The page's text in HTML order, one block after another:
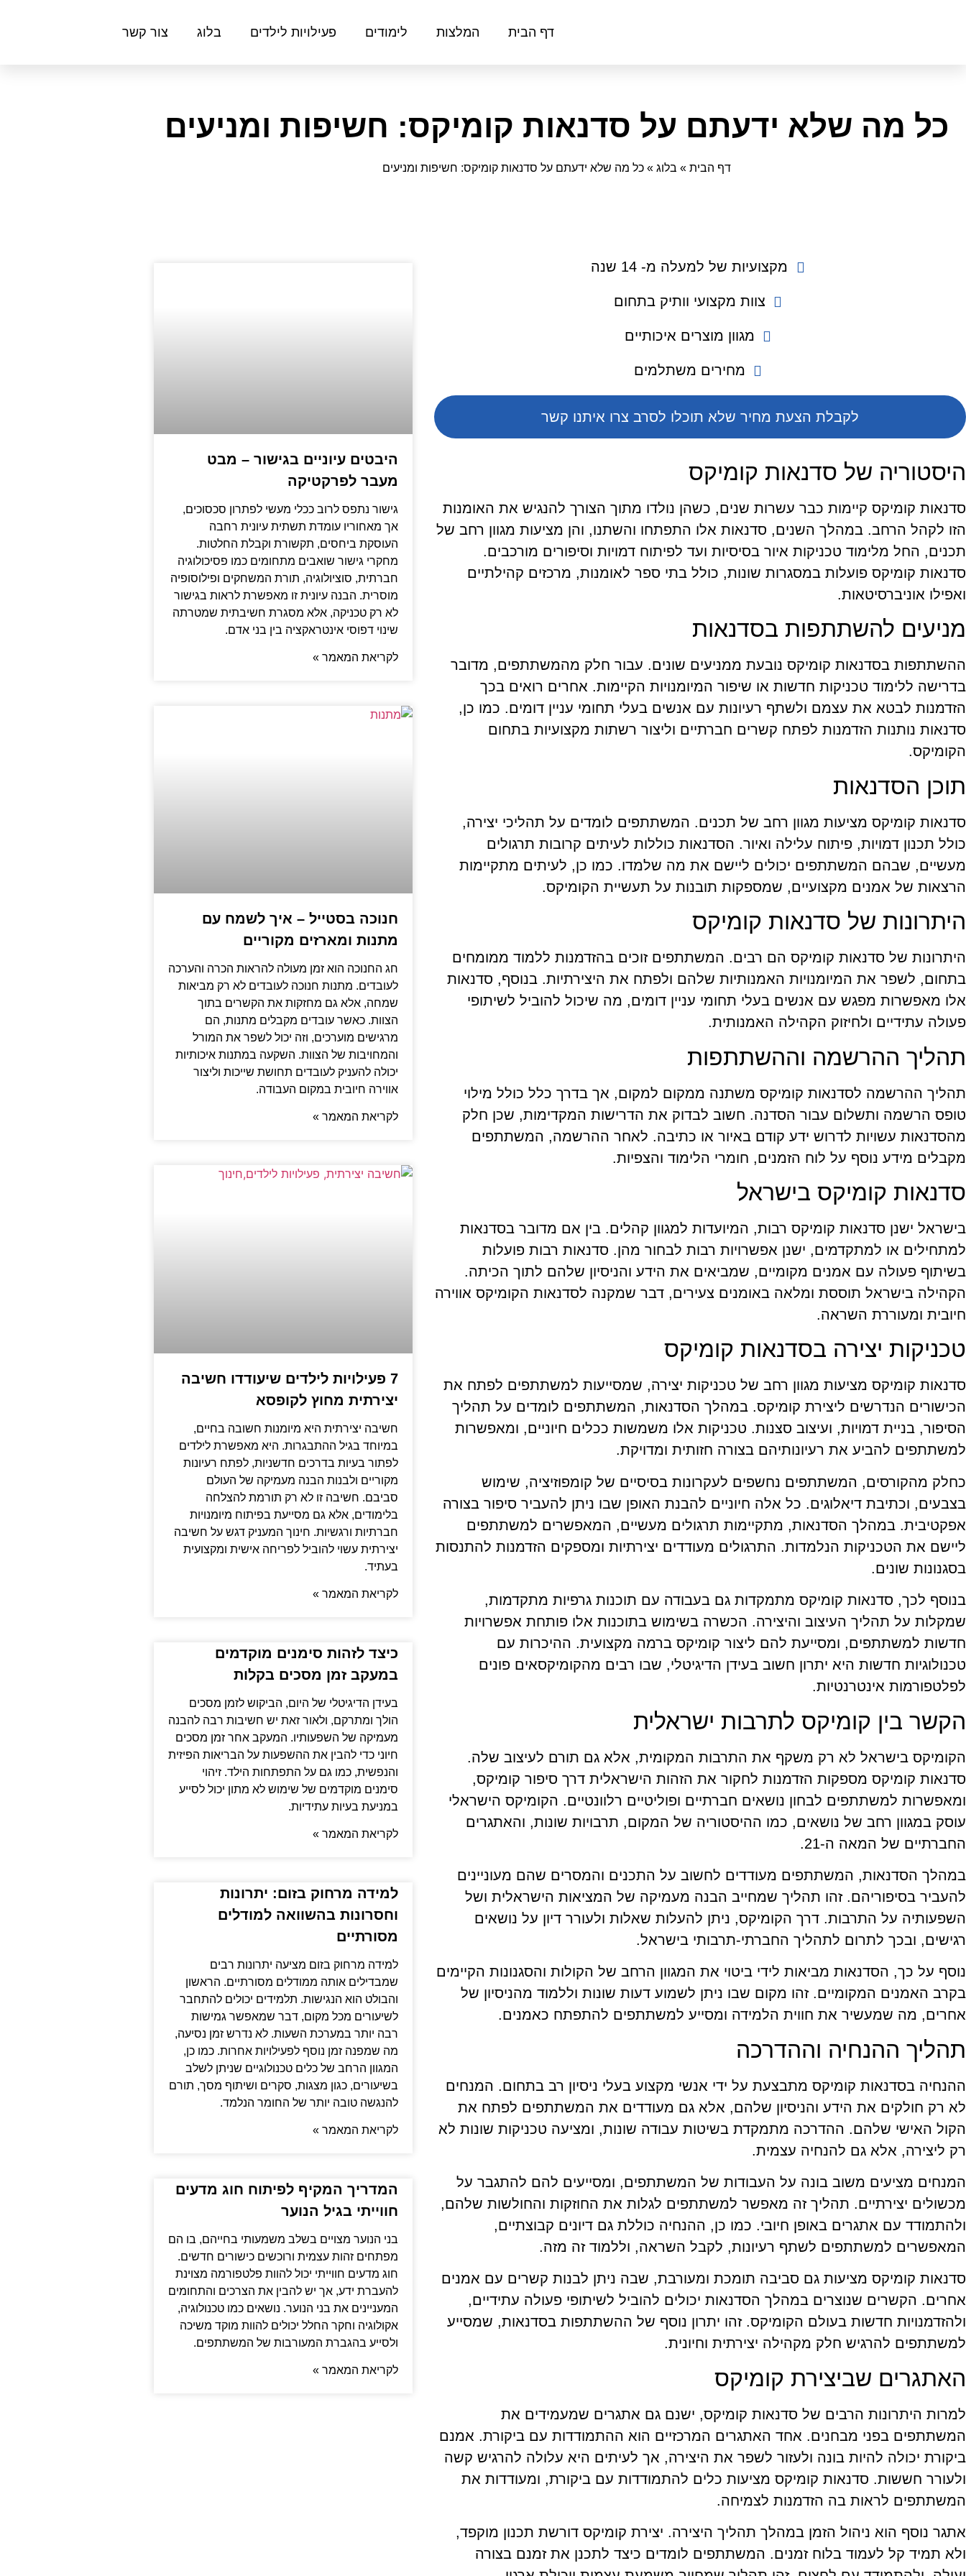
דף הבית המלצות לימודים פעילויות לילדים בלוג צור קשר
כל מה שלא ידעתם על סדנאות קומיקס: חשיפות ומניעים
דף הבית » בלוג »כל מה שלא ידעתם על סדנאות קומיקס: חשיפות ומניעים
מקצועיות של למעלה מ- 14 שנה
צוות מקצועי וותיק בתחום
מגוון מוצרים איכותיים
מחירים משתלמים
לקבלת הצעת מחיר שלא תוכלו לסרב צרו איתנו קשר
היסטוריה של סדנאות קומיקס
סדנאות קומיקס קיימות כבר עשרות שנים, כשהן נולדו מתוך הצורך להנגיש את האומנות
הזו לקהל הרחב. במהלך השנים, סדנאות אלו התפתחו והשתנו, והן מציעות מגוון רחב של
תכנים, החל מלימוד טכניקות איור בסיסיות ועד לפיתוח דמויות וסיפורים מורכבים.
סדנאות קומיקס פועלות במסגרות שונות, כולל בתי ספר לאומנות, מרכזים קהילתיים
ואפילו אוניברסיטאות.
מניעים להשתתפות בסדנאות
ההשתתפות בסדנאות קומיקס נובעת ממניעים שונים. עבור חלק מהמשתתפים, מדובר
בדרישה ללימוד טכניקות חדשות או שיפור המיומנויות הקיימות. אחרים רואים בכך
הזדמנות לבטא את עצמם ולשתף רעיונות עם אנשים בעלי תחומי עניין דומים. כמו כן,
סדנאות נותנות הזדמנות לפתח קשרים חברתיים וליצור רשתות מקצועיות בתחום
הקומיקס.
תוכן הסדנאות
סדנאות קומיקס מציעות מגוון רחב של תכנים. המשתתפים לומדים על תהליכי יצירה,
כולל תכנון דמויות, פיתוח עלילה ואיור. הסדנאות כוללות לעיתים קרובות תרגולים
מעשיים, שבהם המשתתפים יכולים ליישם את מה שלמדו. כמו כן, לעיתים מתקיימות
הרצאות של אמנים מקצועיים, שמספקות תובנות על תעשיית הקומיקס.
היתרונות של סדנאות קומיקס
היתרונות של סדנאות קומיקס הם רבים. המשתתפים זוכים בהזדמנות ללמוד ממומחים
בתחום, לשפר את המיומנויות האמנותיות שלהם ולפתח את היצירתיות. בנוסף, סדנאות
אלו מאפשרות מפגש עם אנשים בעלי תחומי עניין דומים, מה שיכול להוביל לשיתופי
פעולה עתידיים ולחיזוק הקהילה האמנותית.
תהליך ההרשמה וההשתתפות
תהליך ההרשמה לסדנאות קומיקס משתנה ממקום למקום, אך בדרך כלל כולל מילוי
טופס הרשמה ותשלום עבור הסדנה. חשוב לבדוק את הדרישות המקדימות, שכן חלק
מהסדנאות עשויות לדרוש ידע קודם באיור או כתיבה. לאחר ההרשמה, המשתתפים
מקבלים מידע נוסף על לוח הזמנים, חומרי הלימוד והצפיות.
סדנאות קומיקס בישראל
בישראל ישנן סדנאות קומיקס רבות, המיועדות למגוון קהלים. בין אם מדובר בסדנאות
למתחילים או למתקדמים, ישנן אפשרויות רבות לבחור מהן. סדנאות רבות פועלות
בשיתוף פעולה עם אמנים מקומיים, שמביאים את הידע והניסיון שלהם לתוך הכיתה.
הקהילה בישראל תוססת ומלאה באומנים צעירים, דבר שמקנה לסדנאות הקומיקס אווירה
חיובית ומעוררת השראה.
טכניקות יצירה בסדנאות קומיקס
סדנאות קומיקס מציעות מגוון רחב של טכניקות יצירה, שמסייעות למשתתפים לפתח את
הכישורים הנדרשים ליצירת קומיקס. במהלך הסדנאות, המשתתפים לומדים על תהליך
הסיפור, בניית דמויות, ועיצוב סצנות. טכניקות אלו משמשות ככלים חיוניים, ומאפשרות
למשתתפים להביע את רעיונותיהם בצורה חזותית ומדויקת.
כחלק מהקורסים, המשתתפים נחשפים לעקרונות בסיסיים של קומפוזיציה, שימוש
בצבעים, וכתיבת דיאלוגים. כל אלה חיוניים להבנת האופן שבו ניתן להעביר סיפור בצורה
אפקטיבית. במהלך הסדנאות, מתקיימות תרגולים מעשיים, המאפשרים למשתתפים
ליישם את הטכניקות הנלמדות. התרגולים מעודדים יצירתיות ומספקים הזדמנות להתנסות
בסגנונות שונים.
בנוסף לכך, סדנאות קומיקס מתמקדות גם בעבודה עם תוכנות גרפיות מתקדמות,
שמקלות על תהליך העיצוב והיצירה. הכשרה בשימוש בתוכנות אלו פותחת אפשרויות
חדשות למשתתפים, ומסייעת להם ליצור קומיקס ברמה מקצועית. ההיכרות עם
טכנולוגיות חדשות היא יתרון חשוב בעידן הדיגיטלי, שבו רבים מהקומיקסאים פונים
לפלטפורמות אינטרנטיות.
הקשר בין קומיקס לתרבות ישראלית
הקומיקס בישראל לא רק משקף את התרבות המקומית, אלא גם תורם לעיצוב שלה.
סדנאות קומיקס מספקות הזדמנות לחקור את הזהות הישראלית דרך סיפור קומיקס,
ומאפשרות למשתתפים לבחון נושאים חברתיים ופוליטיים רלוונטיים. הקומיקס הישראלי
עוסק במגוון רחב של נושאים, כמו ההיסטוריה של המקום, תרבויות שונות, והאתגרים
החברתיים של המאה ה-21.
במהלך הסדנאות, המשתתפים מעודדים לחשוב על התכנים והמסרים שהם מעוניינים
להעביר בסיפוריהם. זהו תהליך שמחייב הבנה מעמיקה של המציאות הישראלית ושל
השפעותיה על התרבות. דרך הקומיקס, ניתן להעלות שאלות ולעורר דיון על נושאים
רגישים, ובכך לתרום לתהליך החברתי-תרבותי בישראל.
נוסף על כך, הסדנאות מביאות לידי ביטוי את המגוון הרחב של הקולות והסגנונות הקיימים
בקרב האמנים המקומיים. זהו מקום שבו ניתן לשמוע דעות שונות וללמוד מהניסיון של
אחרים, מה שמעשיר את חווית הלמידה ומסייע למשתתפים להתפתח כאמנים.
תהליך ההנחיה וההדרכה
ההנחיה בסדנאות קומיקס מתבצעת על ידי אנשי מקצוע בעלי ניסיון רב בתחום. המנחים
לא רק חולקים את הידע והניסיון שלהם, אלא גם מעודדים את המשתתפים לפתח את
הקול האישי שלהם. ההדרכה מתמקדת בשיטות עבודה שונות, ומציעה טכניקות שונות לא
רק ליצירה, אלא גם להנחיה עצמית.
המנחים מציעים משוב בונה על העבודות של המשתתפים, ומסייעים להם להתגבר על
מכשולים יצירתיים. תהליך זה מאפשר למשתתפים לגלות את החוזקות והחולשות שלהם,
ולהתמודד עם אתגרים באופן חיובי. כמו כן, ההנחיה כוללת גם דיונים קבוצתיים,
המאפשרים למשתתפים לשתף רעיונות, לקבל השראה, וללמוד זה מזה.
סדנאות קומיקס מציעות גם סביבה תומכת ומעורבת, שבה ניתן לבנות קשרים עם אמנים
אחרים. הקשרים שנוצרים במהלך הסדנאות יכולים להוביל לשיתופי פעולה עתידיים,
ולהזדמנויות חדשות בעולם הקומיקס. זהו יתרון נוסף של ההשתתפות בסדנאות, שמסייע
למשתתפים להרגיש חלק מקהילה יצירתית וחיונית.
האתגרים שביצירת קומיקס
למרות היתרונות הרבים של סדנאות קומיקס, ישנם גם אתגרים שמעמידים את
המשתתפים בפני מבחנים. אחד האתגרים המרכזיים הוא ההתמודדות עם ביקורת. אמנם
ביקורת יכולה להיות בונה ולעזור לשפר את היצירה, אך לעיתים היא עלולה להרגיש קשה
ולעורר חששות. סדנאות קומיקס מציעות כלים להתמודדות עם ביקורת, ומעודדות את
המשתתפים לראות בה הזדמנות לצמיחה.
אתגר נוסף הוא ניהול הזמן במהלך תהליך היצירה. יצירת קומיקס דורשת תכנון מוקפד,
ולא תמיד קל לעמוד בלוח זמנים. המשתתפים לומדים כיצד לתכנן את זמנם בצורה
היבטים עיוניים בגישור – מבט
מעבר לפרקטיקה
גישור נתפס לרוב ככלי מעשי לפתרון סכסוכים,
אך מאחוריו עומדת תשתית עיונית רחבה
העוסקת ביחסים, תקשורת וקבלת החלטות.
מחקרי גישור שואבים מתחומים כמו פסיכולוגיה
חברתית, סוציולוגיה, תורת המשחקים ופילוסופיה
מוסרית. הבנה עיונית זו מאפשרת לראות בגישור
לא רק טכניקה, אלא מסגרת חשיבתית שמטרתה
שינוי דפוסי אינטראקציה בין בני אדם.
לקריאת המאמר »
חנוכה בסטייל – איך לשמח עם
מתנות ומארזים מקוריים
חג החנוכה הוא זמן מעולה להראות הכרה והערכה
לעובדים. מתנות חנוכה לעובדים לא רק מביאות
שמחה, אלא גם מחזקות את הקשרים בתוך
הצוות. כאשר עובדים מקבלים מתנות, הם
מרגישים מוערכים, וזה יכול לשפר את המורל
והמחויבות של הצוות. השקעה במתנות איכותיות
יכולה להעניק לעובדים תחושת שייכות וליצור
אווירה חיובית במקום העבודה.
לקריאת המאמר »
7 פעילויות לילדים שיעודדו חשיבה
יצירתית מחוץ לקופסא
חשיבה יצירתית היא מיומנות חשובה בחיים,
במיוחד בגיל ההתבגרות. היא מאפשרת לילדים
לפתור בעיות בדרכים חדשניות, לפתח רעיונות
מקוריים ולבנות הבנה מעמיקה של העולם
סביבם. חשיבה זו לא רק תורמת להצלחה
בלימודים, אלא גם מסייעת בפיתוח מיומנויות
חברתיות ורגשיות. חינוך המעניק דגש על חשיבה
יצירתית עשוי להוביל לפריחה אישית ומקצועית
בעתיד.
לקריאת המאמר »
כיצד לזהות סימנים מוקדמים
במעקב זמן מסכים בקלות
בעידן הדיגיטלי של היום, הביקוש לזמן מסכים
הולך ומתרקם, ולאור זאת יש חשיבות רבה להבנה
מעמיקה של השפעותיו. המעקב אחר זמן מסכים
חיוני כדי להבין את ההשפעות על הבריאות הפיזית
והנפשית, כמו גם על התפתחות הילד. זיהוי
סימנים מוקדמים של שימוש לא מתון יכול לסייע
במניעת בעיות עתידיות.
לקריאת המאמר »
למידה מרחוק בזום: יתרונות
וחסרונות בהשוואה למודלים
מסורתיים
למידה מרחוק בזום מציעה יתרונות רבים
שמבדילים אותה ממודלים מסורתיים. הראשון
והבולט הוא הנגישות. תלמידים יכולים להתחבר
לשיעורים מכל מקום, דבר שמאפשר גמישות
רבה יותר במערכת השעות. לא נדרש זמן נסיעה,
מה שמפנה זמן נוסף לפעילויות אחרות. כמו כן,
המגוון הרחב של כלים טכנולוגיים שניתן לשלב
בשיעורים, כגון מצגות, סקרים ושיתוף מסך, תורם
להנגשה טובה יותר של החומר הנלמד.
לקריאת המאמר »
המדריך המקיף לפיתוח חוג מדעים
חווייתי בגיל הנוער
בני הנוער מצויים בשלב משמעותי בחייהם, בו הם
מפתחים זהות עצמית ורוכשים כישורים חדשים.
חוג מדעים חווייתי יכול להוות פלטפורמה מצוינת
להעברת ידע, אך יש להבין את הצרכים והתחומים
המעניינים את בני הנוער. נושאים כמו טכנולוגיה,
אקולוגיה וחקר החלל יכולים להוות מוקד משיכה
ולסייע בהגברת המעורבות של המשתתפים.
לקריאת המאמר »